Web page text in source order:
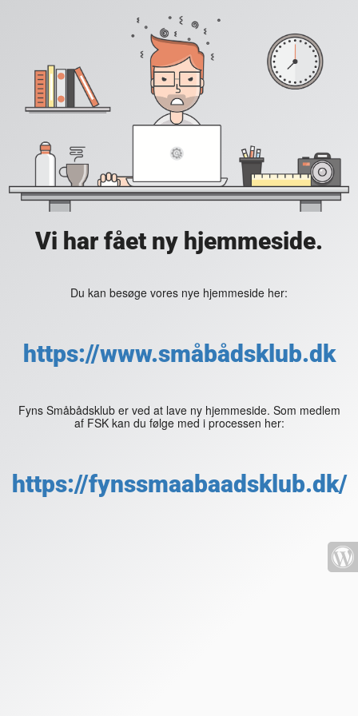
Vi har fået ny hjemmeside.
Du kan besøge vores nye hjemmeside her:
https://www.småbådsklub.dk
Fyns Småbådsklub er ved at lave ny hjemmeside. Som medlem
af FSK kan du følge med i processen her:
https://fynssmaabaadsklub.dk/